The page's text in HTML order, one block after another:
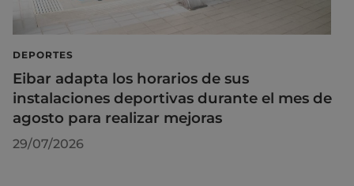
DEPORTES
Eibar adapta los horarios de sus
instalaciones deportivas durante el mes de
agosto para realizar mejoras
29/07/2026